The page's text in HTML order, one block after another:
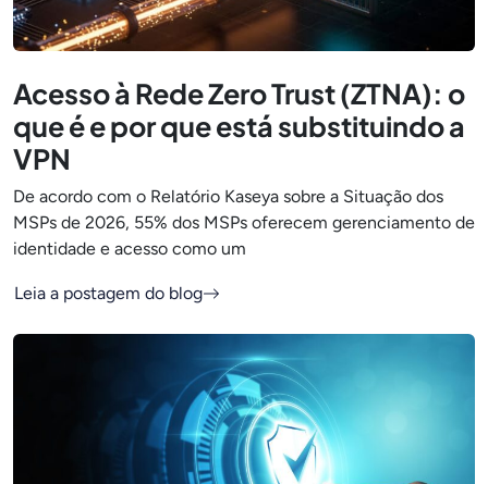
Acesso à Rede Zero Trust (ZTNA): o
que é e por que está substituindo a
VPN
De acordo com o Relatório Kaseya sobre a Situação dos
MSPs de 2026, 55% dos MSPs oferecem gerenciamento de
identidade e acesso como um
Leia a postagem do blog